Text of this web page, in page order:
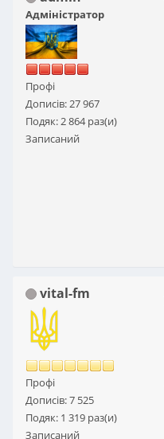
Адміністратор
Профі
Дописів: 27 967
Подяк: 2 864 раз(и)
Записаний
vital-fm
Профі
Дописів: 7 525
Подяк: 1 319 раз(и)
Записаний